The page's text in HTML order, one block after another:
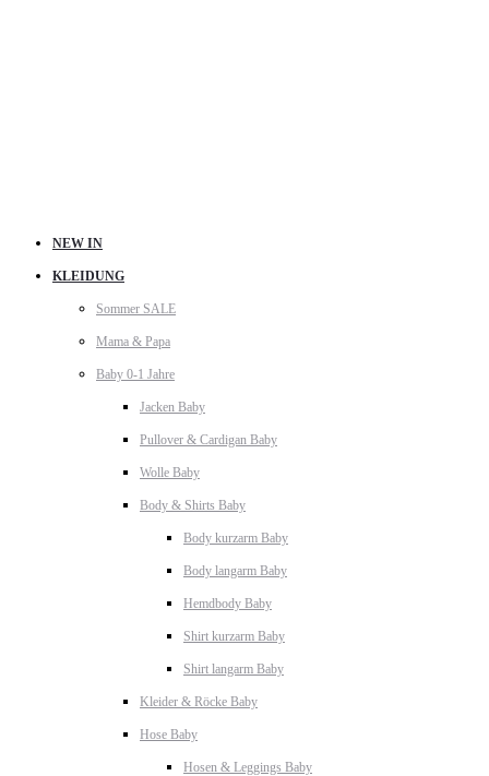
NEW IN
KLEIDUNG
Sommer SALE
Mama & Papa
Baby 0-1 Jahre
Jacken Baby
Pullover & Cardigan Baby
Wolle Baby
Body & Shirts Baby
Body kurzarm Baby
Body langarm Baby
Hemdbody Baby
Shirt kurzarm Baby
Shirt langarm Baby
Kleider & Röcke Baby
Hose Baby
Hosen & Leggings Baby